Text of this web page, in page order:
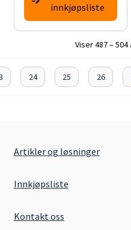
innkjøpsliste
Viser 487 –
24 25 26
Artikler og løsninger
Innkjøpsliste
Kontakt oss